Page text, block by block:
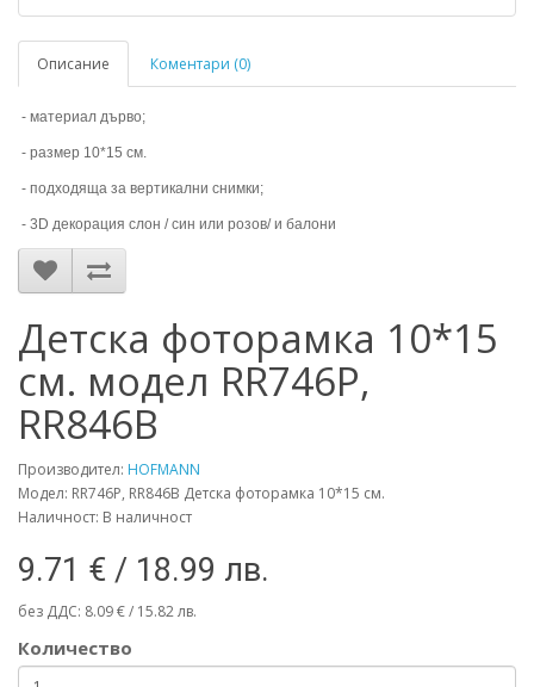
Описание Коментари (0)
- материал дърво;
- размер 10*15 см.
- подходяща за вертикални снимки;
- 3D декорация слон / син или розов/ и балони
Детска фоторамка 10*15
см. модел RR746P,
RR846B
Производител: HOFMANN
Модел: RR746P, RR846B Детска фоторамка 10*15 см.
Наличност: В наличност
9.71 € / 18.99 лв.
без ДДС: 8.09 € / 15.82 лв.
Количество